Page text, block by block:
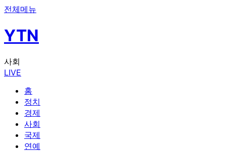
전체메뉴
YTN
사회
LIVE
홈
정치
경제
사회
국제
연예